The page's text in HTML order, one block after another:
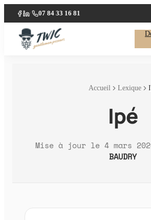
Facebook
LinkedIn
· 07 84 33 16 81
Accueil Lexique
Ipé
Mise à jour le 4 mars
BAUDRY